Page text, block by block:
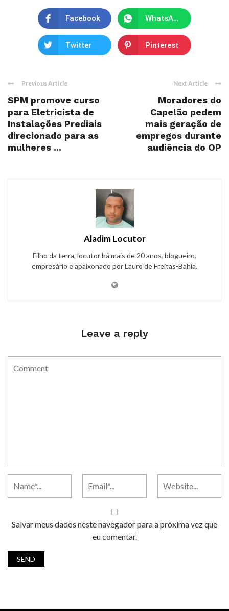
Facebook WhatsApp
Twitter Pinterest
Previous Article
SPM promove curso
para Eletricista de
Instalações Prediais
direcionado para as
mulheres ...
Next Article
Moradores do
Capelão pedem
mais geração de
empregos durante
audiência do OP
Aladim Locutor
Filho da terra, locutor há mais de 20 anos, blogueiro,
empresário e apaixonado por Lauro de Freitas-Bahia.
Leave a reply
Salvar meus dados neste navegador para a próxima vez que
eu comentar.